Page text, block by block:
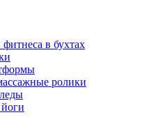
в бухтах
ролики